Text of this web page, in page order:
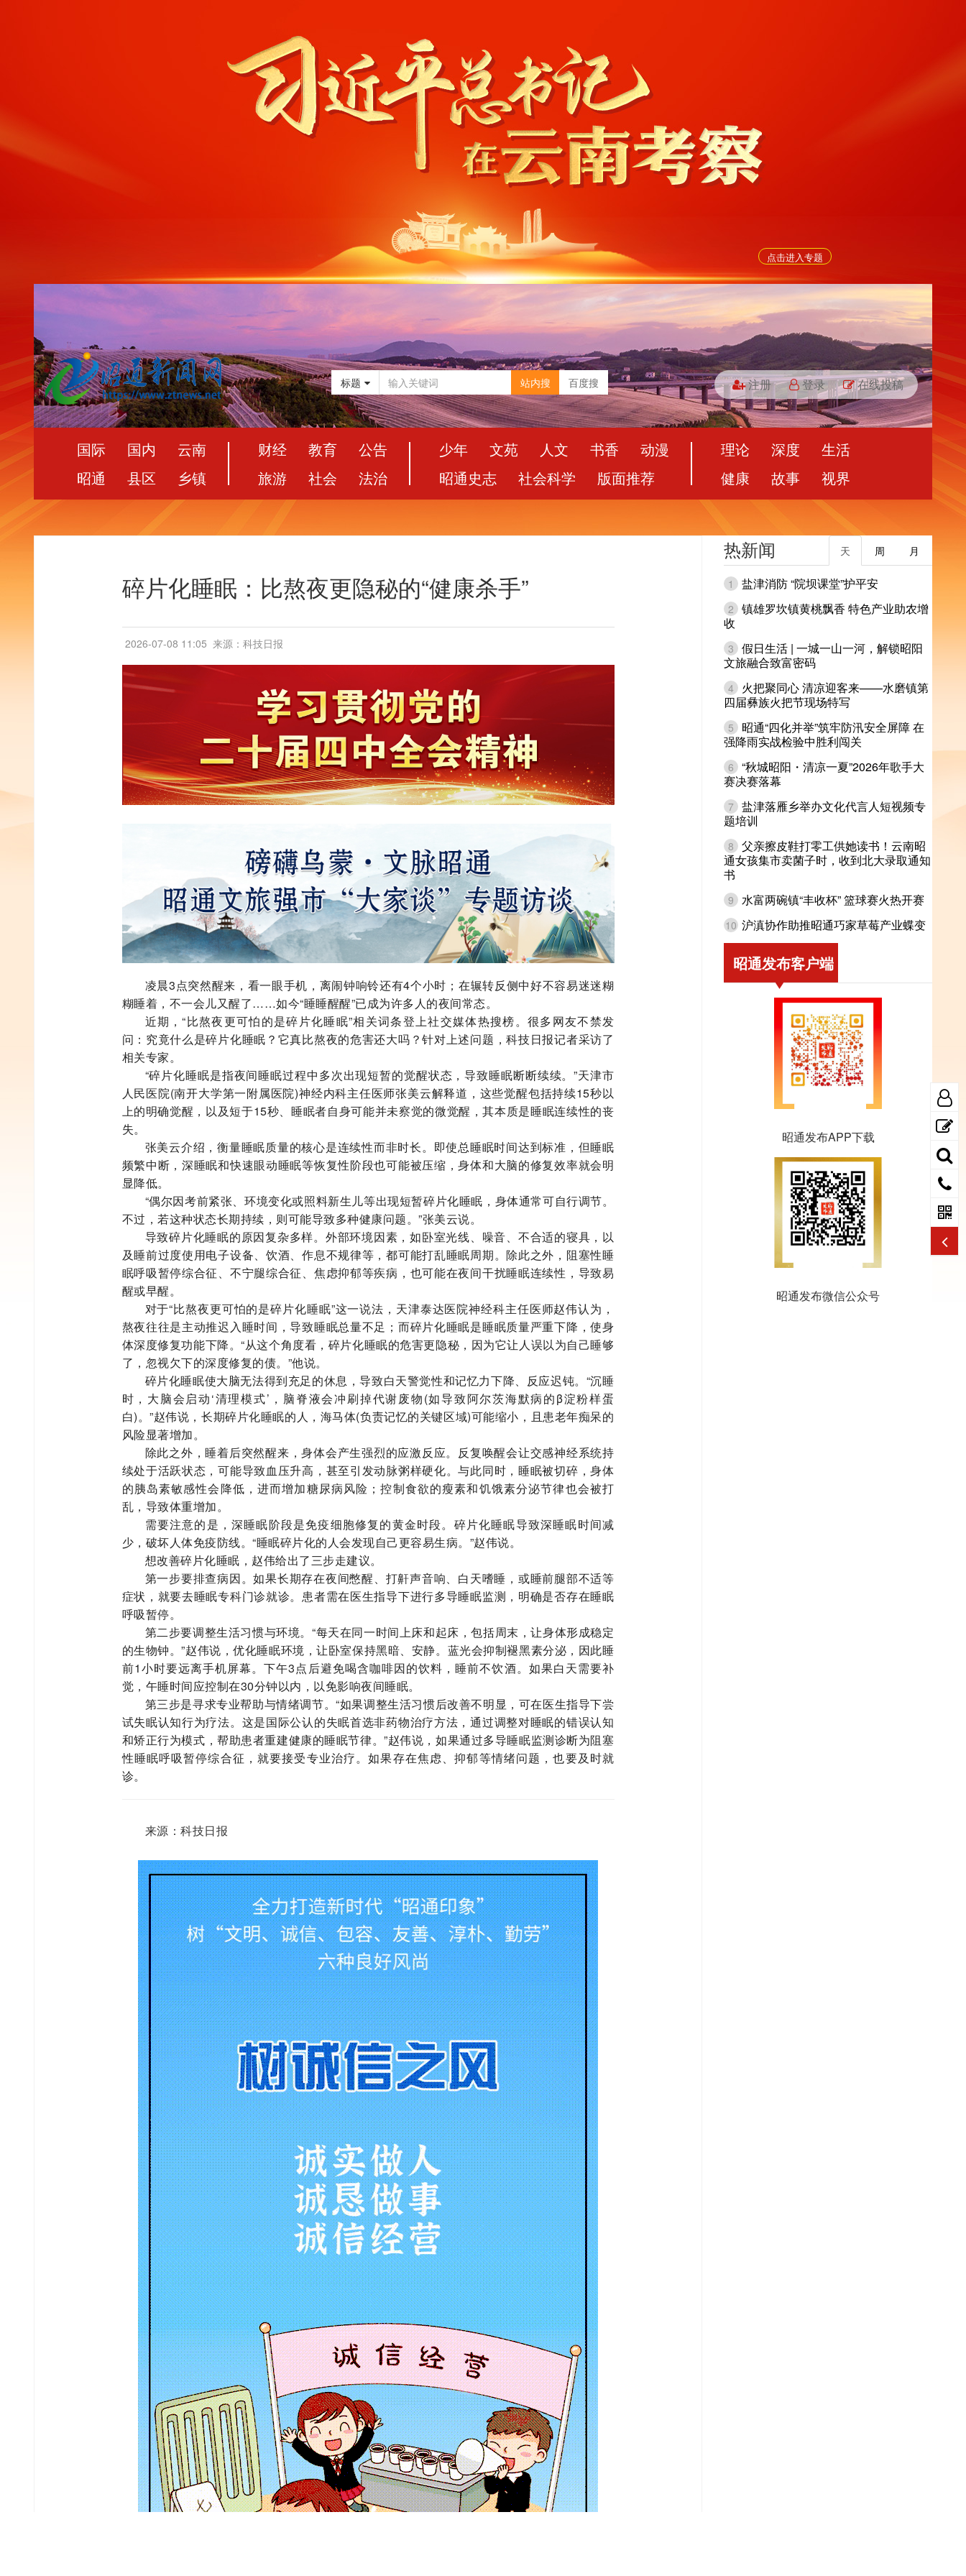
点击进入专题
标题 站内搜 百度搜 注册 登录 在线投稿
国际 国内
云南
昭通
县区 乡镇
财经 教育
公告
旅游
社会 法治
少年 文苑 人文 书香
动漫
昭通史志
社会科学 版面推荐
理论 深度
生活
健康
故事 视界
碎片化睡眠：比熬夜更隐秘的“健康杀手”
2026-07-08 11:05 来源：科技日报
凌晨3点突然醒来，看一眼手机，离闹钟响铃还有4个小时；在辗转反侧中好不容易迷迷糊
糊睡着，不一会儿又醒了……如今“睡睡醒醒”已成为许多人的夜间常态。
近期，“比熬夜更可怕的是碎片化睡眠”相关词条登上社交媒体热搜榜。很多网友不禁发
问：究竟什么是碎片化睡眠？它真比熬夜的危害还大吗？针对上述问题，科技日报记者采访了
相关专家。
“碎片化睡眠是指夜间睡眠过程中多次出现短暂的觉醒状态，导致睡眠断断续续。”天津市
人民医院(南开大学第一附属医院)神经内科主任医师张美云解释道，这些觉醒包括持续15秒以
上的明确觉醒，以及短于15秒、睡眠者自身可能并未察觉的微觉醒，其本质是睡眠连续性的丧
失。
张美云介绍，衡量睡眠质量的核心是连续性而非时长。即使总睡眠时间达到标准，但睡眠
频繁中断，深睡眠和快速眼动睡眠等恢复性阶段也可能被压缩，身体和大脑的修复效率就会明
显降低。
“偶尔因考前紧张、环境变化或照料新生儿等出现短暂碎片化睡眠，身体通常可自行调节。
不过，若这种状态长期持续，则可能导致多种健康问题。”张美云说。
导致碎片化睡眠的原因复杂多样。外部环境因素，如卧室光线、噪音、不合适的寝具，以
及睡前过度使用电子设备、饮酒、作息不规律等，都可能打乱睡眠周期。除此之外，阻塞性睡
眠呼吸暂停综合征、不宁腿综合征、焦虑抑郁等疾病，也可能在夜间干扰睡眠连续性，导致易
醒或早醒。
对于“比熬夜更可怕的是碎片化睡眠”这一说法，天津泰达医院神经科主任医师赵伟认为，
熬夜往往是主动推迟入睡时间，导致睡眠总量不足；而碎片化睡眠是睡眠质量严重下降，使身
体深度修复功能下降。“从这个角度看，碎片化睡眠的危害更隐秘，因为它让人误以为自己睡够
了，忽视欠下的深度修复的债。”他说。
碎片化睡眠使大脑无法得到充足的休息，导致白天警觉性和记忆力下降、反应迟钝。“沉睡
时，大脑会启动‘清理模式’，脑脊液会冲刷掉代谢废物(如导致阿尔茨海默病的β淀粉样蛋
白)。”赵伟说，长期碎片化睡眠的人，海马体(负责记忆的关键区域)可能缩小，且患老年痴呆的
风险显著增加。
除此之外，睡着后突然醒来，身体会产生强烈的应激反应。反复唤醒会让交感神经系统持
续处于活跃状态，可能导致血压升高，甚至引发动脉粥样硬化。与此同时，睡眠被切碎，身体
的胰岛素敏感性会降低，进而增加糖尿病风险；控制食欲的瘦素和饥饿素分泌节律也会被打
乱，导致体重增加。
需要注意的是，深睡眠阶段是免疫细胞修复的黄金时段。碎片化睡眠导致深睡眠时间减
少，破坏人体免疫防线。“睡眠碎片化的人会发现自己更容易生病。”赵伟说。
想改善碎片化睡眠，赵伟给出了三步走建议。
第一步要排查病因。如果长期存在夜间憋醒、打鼾声音响、白天嗜睡，或睡前腿部不适等
症状，就要去睡眠专科门诊就诊。患者需在医生指导下进行多导睡眠监测，明确是否存在睡眠
呼吸暂停。
第二步要调整生活习惯与环境。“每天在同一时间上床和起床，包括周末，让身体形成稳定
的生物钟。”赵伟说，优化睡眠环境，让卧室保持黑暗、安静。蓝光会抑制褪黑素分泌，因此睡
前1小时要远离手机屏幕。下午3点后避免喝含咖啡因的饮料，睡前不饮酒。如果白天需要补
觉，午睡时间应控制在30分钟以内，以免影响夜间睡眠。
第三步是寻求专业帮助与情绪调节。“如果调整生活习惯后改善不明显，可在医生指导下尝
试失眠认知行为疗法。这是国际公认的失眠首选非药物治疗方法，通过调整对睡眠的错误认知
和矫正行为模式，帮助患者重建健康的睡眠节律。”赵伟说，如果通过多导睡眠监测诊断为阻塞
性睡眠呼吸暂停综合征，就要接受专业治疗。如果存在焦虑、抑郁等情绪问题，也要及时就
诊。
来源：科技日报
热新闻 月
周
天
1 盐津消防 “院坝课堂”护平安
2 镇雄罗坎镇黄桃飘香 特色产业助农增
收
3 假日生活 | 一城一山一河，解锁昭阳
文旅融合致富密码
4
火把聚同心 清凉迎客来——水磨镇第
四届彝族火把节现场特写
5
昭通“四化并举”筑牢防汛安全屏障 在
强降雨实战检验中胜利闯关
6 “秋城昭阳・清凉一夏”2026年歌手大
赛决赛落幕
7 盐津落雁乡举办文化代言人短视频专
题培训
8 父亲擦皮鞋打零工供她读书！云南昭
通女孩集市卖菌子时，收到北大录取通知
书
9 水富两碗镇“丰收杯” 篮球赛火热开赛
10 沪滇协作助推昭通巧家草莓产业蝶变
昭通发布客户端
昭通发布APP下载
昭通发布微信公众号